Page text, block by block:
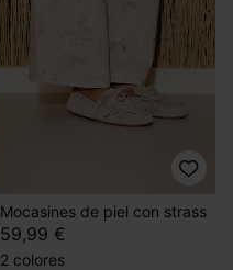
Mocasines de piel con strass
59,99 €
2 colores